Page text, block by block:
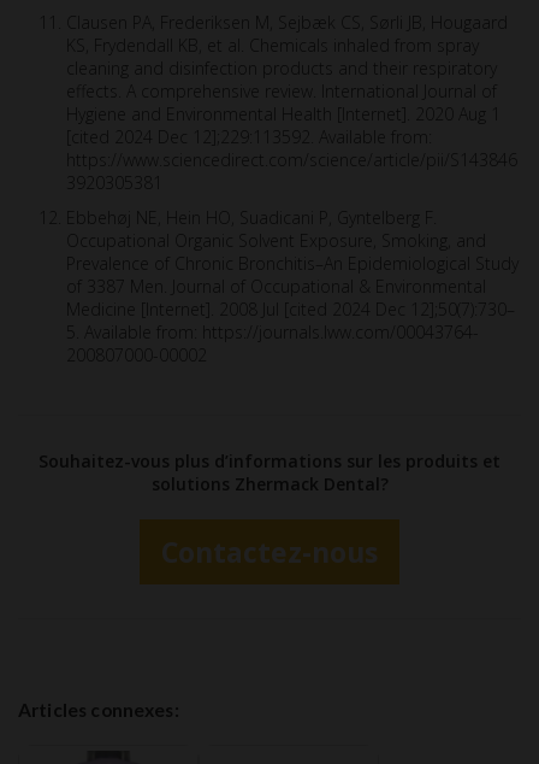
Clausen PA, Frederiksen M, Sejbæk CS, Sørli JB, Hougaard
KS, Frydendall KB, et al. Chemicals inhaled from spray
cleaning and disinfection products and their respiratory
effects. A comprehensive review. International Journal of
Hygiene and Environmental Health [Internet]. 2020 Aug 1
[cited 2024 Dec 12];229:113592. Available from:
https://www.sciencedirect.com/science/article/pii/S143846
3920305381
Ebbehøj NE, Hein HO, Suadicani P, Gyntelberg F.
Occupational Organic Solvent Exposure, Smoking, and
Prevalence of Chronic Bronchitis–An Epidemiological Study
of 3387 Men. Journal of Occupational & Environmental
Medicine [Internet]. 2008 Jul [cited 2024 Dec 12];50(7):730–
5. Available from: https://journals.lww.com/00043764-
Souhaitez-vous plus d’informations sur les produits et
solutions Zhermack Dental?
Contactez-nous
Articles connexes: